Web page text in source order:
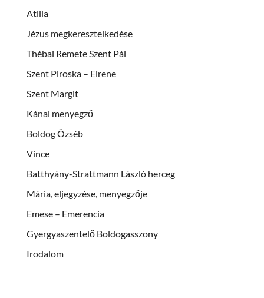
Atilla
Jézus megkeresztelkedése
Thébai Remete Szent Pál
Szent Piroska – Eirene
Szent Margit
Kánai menyegző
Boldog Özséb
Vince
Batthyány-Strattmann László herceg
Mária, eljegyzése, menyegzője
Emese – Emerencia
Gyergyaszentelő Boldogasszony
Irodalom